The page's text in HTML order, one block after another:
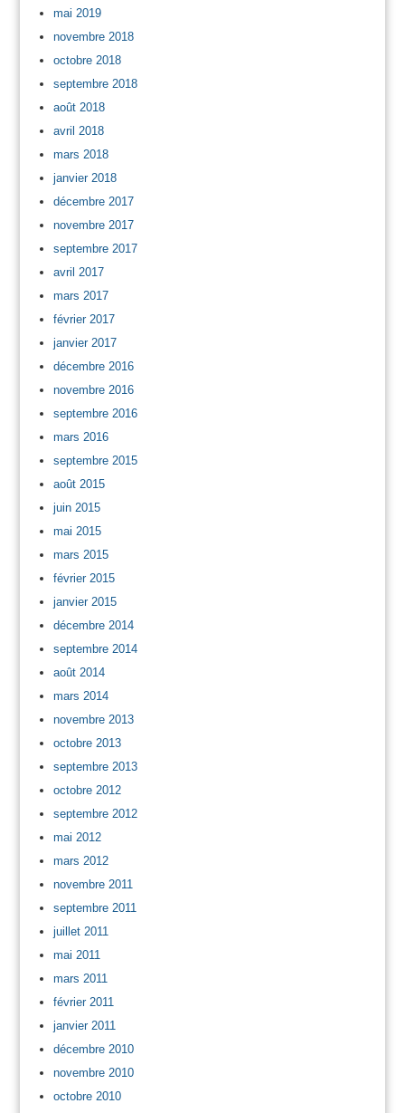
mai 2019
novembre 2018
octobre 2018
septembre 2018
août 2018
avril 2018
mars 2018
janvier 2018
décembre 2017
novembre 2017
septembre 2017
avril 2017
mars 2017
février 2017
janvier 2017
décembre 2016
novembre 2016
septembre 2016
mars 2016
septembre 2015
août 2015
juin 2015
mai 2015
mars 2015
février 2015
janvier 2015
décembre 2014
septembre 2014
août 2014
mars 2014
novembre 2013
octobre 2013
septembre 2013
octobre 2012
septembre 2012
mai 2012
mars 2012
novembre 2011
septembre 2011
juillet 2011
mai 2011
mars 2011
février 2011
janvier 2011
décembre 2010
novembre 2010
octobre 2010